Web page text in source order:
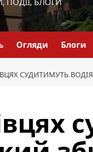
Огляди Блоги
СУДИТИМУТЬ